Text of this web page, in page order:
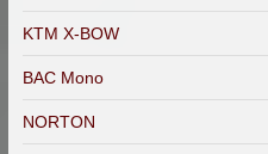
KTM X-BOW
BAC Mono
NORTON